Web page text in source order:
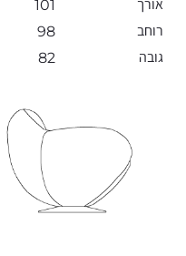
אורך
101
רוחב
98
גובה
82